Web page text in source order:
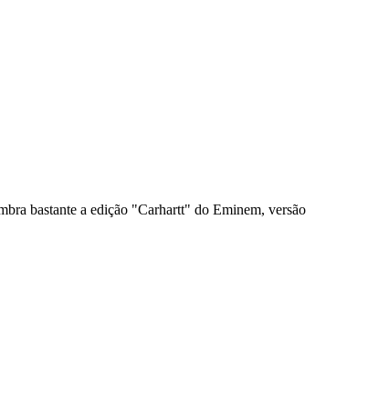
bastante a edição "Carhartt" do Eminem, versão